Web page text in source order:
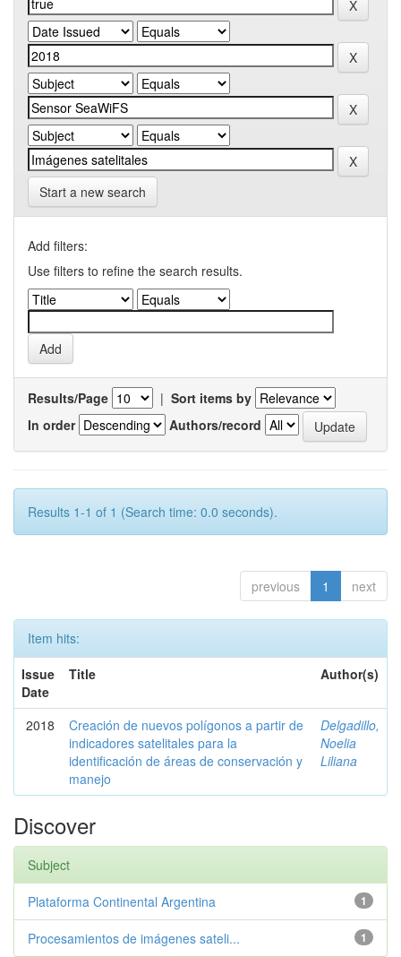
Start a new search
Add filters:
Use filters to refine the search results.
Results/Page | Sort items by
In order
Authors/record
Results 1-1 of 1 (Search time: 0.0 seconds).
previous 1 next
Item hits:
Issue
Date
Title Author(s)
2018
Creación de nuevos polígonos a partir de
indicadores satelitales para la
identificación de áreas de conservación y
manejo
Delgadillo,
Noelia
Liliana
Discover
Subject
1
Plataforma Continental Argentina
1
Procesamientos de imágenes sateli...